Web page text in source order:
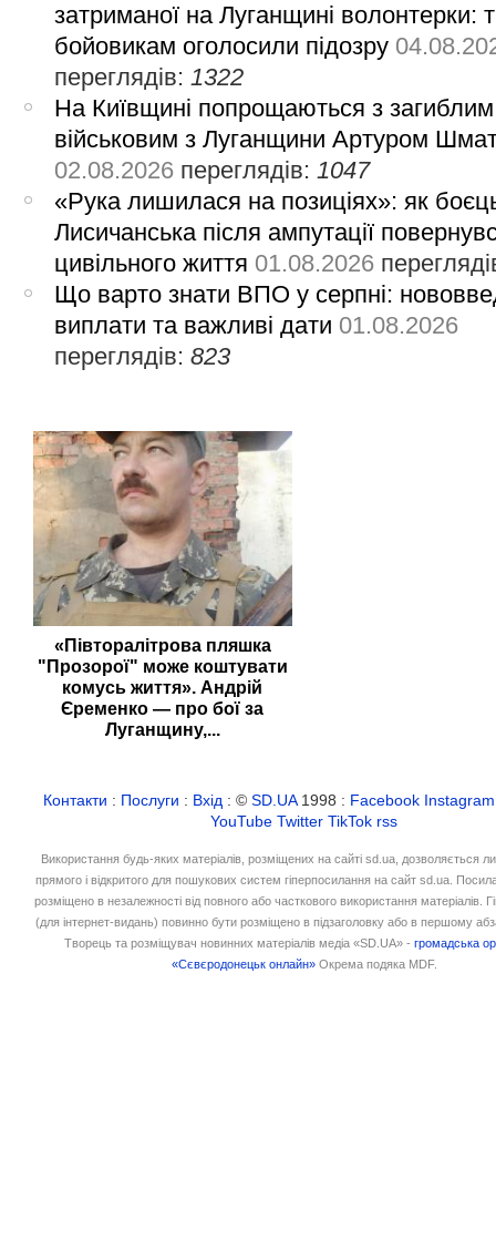
затриманої на Луганщині волонтерки:
бойовикам оголосили підозру
переглядів:1322
На Київщині попрощаються з загиблим
військовим з Луганщини Артуром
02.08.2026 переглядів:1047
«Рука лишилася на позиціях»: як
Лисичанська після ампутації
цивільного життя 01.08.2026
Що варто знати ВПО у серпні:
виплати та важливі дати 01.08.2026
переглядів:823
«Півторалітрова пляшка
"Прозорої" може коштувати
комусь життя». Андрій
Єременко — про бої за
Луганщину,...
Контакти : Послуги : Вхід : ©SD.UA1998 : Facebook Instagram
YouTube Twitter TikTok rss
Використання будь-яких матеріалів, розміщених на сайті sd.ua, дозволяється
прямого і відкритого для пошукових систем гіперпосилання на сайт sd.ua.
розміщено в незалежності від повного або часткового використання матеріалів.
(для інтернет-видань) повинно бути розміщено в підзаголовку або в першому
Творець та розміщувач новинних матеріалів медіа «SD.UA» -громадська
«Сєвєродонецьк онлайн» Окрема подяка MDF.